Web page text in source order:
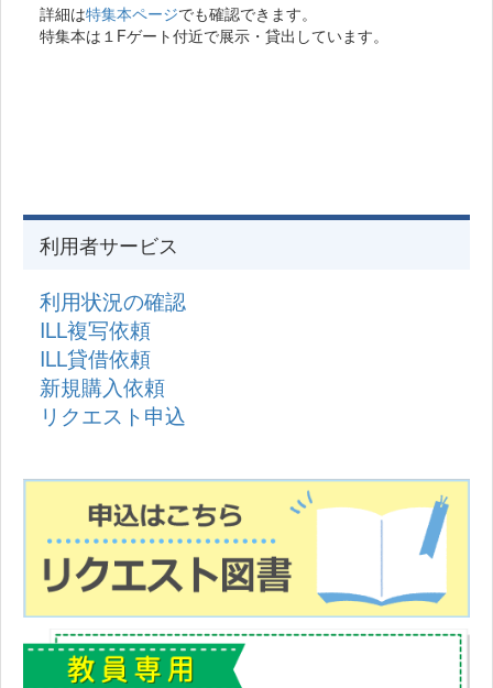
詳細は特集本ページでも確認できます。
特集本は１Fゲート付近で展示・貸出しています。
利用者サービス
利用状況の確認
ILL複写依頼
ILL貸借依頼
新規購入依頼
リクエスト申込